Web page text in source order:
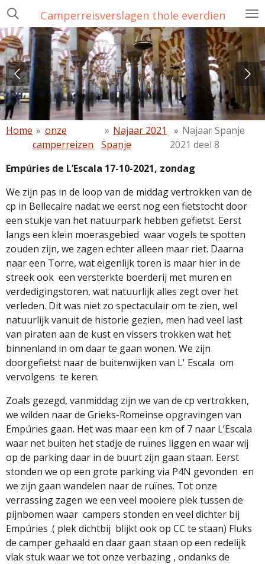
Ga
direct
naar
de
hoofdinhoud
Camperreisverslagen thole everdien
Home » onze
camperreizen
» Najaar 2021
Spanje
» Najaar Spanje
2021 deel 8
Empúries de L’Escala 17-10-2021, zondag
We zijn pas in de loop van de middag vertrokken van de
cp in Bellecaire nadat we eerst nog een fietstocht door
een stukje van het natuurpark hebben gefietst. Eerst
langs een klein moerasgebied waar vogels te spotten
zouden zijn, we zagen echter alleen maar riet. Daarna
naar een Torre, wat eigenlijk toren is maar hier in de
streek ook een versterkte boerderij met muren en
verdedigingstoren, wat natuurlijk alles zegt over het
verleden. Dit was niet zo spectaculair om te zien, wel
natuurlijk vanuit de historie gezien, men had veel last
van piraten aan de kust en vissers trokken wat het
binnenland in om daar te gaan wonen. We zijn
doorgefietst naar de buitenwijken van L' Escala om
vervolgens te keren.
Zoals gezegd, vanmiddag zijn we van de cp vertrokken,
we wilden naar de Grieks-Romeinse opgravingen van
Empúries gaan. Het was maar een km of 7 naar L’Escala
waar net buiten het stadje de ruïnes liggen en waar wij
op de parking daar in de buurt zijn gaan staan. Eerst
stonden we op een grote parking via P4N gevonden en
we zijn gaan wandelen naar de ruïnes. Tot onze
verrassing zagen we een veel mooiere plek tussen de
pijnbomen waar campers stonden en veel dichter bij
Empúries .( plek dichtbij blijkt ook op CC te staan) Fluks
de camper gehaald en daar gaan staan op een redelijk
vlak stuk waar we tot onze verbazing , ondanks de